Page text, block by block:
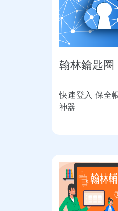
翰林鑰匙圈
快速登入 保全
神器